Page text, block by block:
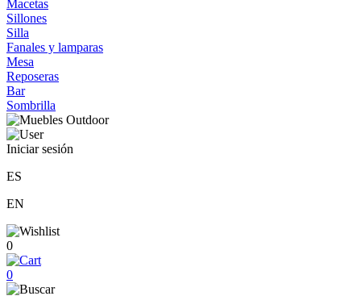
Macetas
Sillones
Silla
Fanales y lamparas
Mesa
Reposeras
Bar
Sombrilla
Iniciar sesión
ES
EN
0
0